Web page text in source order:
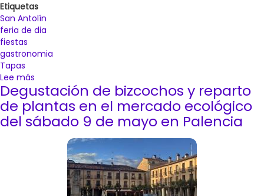
Etiquetas
San Antolín
feria de dia
fiestas
gastronomia
Tapas
Lee más
El
Ayuntamiento
de
Palencia
hostelero
impulsan
Degustación de bizcochos y reparto
de plantas en el mercado ecológico
del sábado 9 de mayo en Palencia